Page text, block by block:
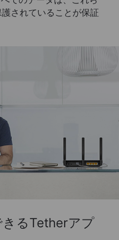
されていることが保証
るTetherアプ